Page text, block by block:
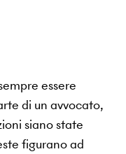
essere
di un avvocato,
siano state
figurano ad